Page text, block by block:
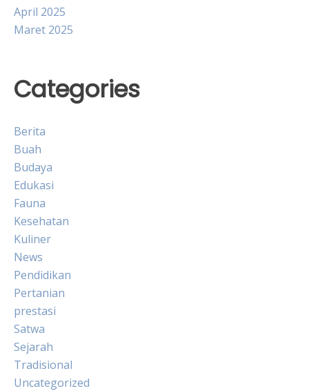
April 2025
Maret 2025
Categories
Berita
Buah
Budaya
Edukasi
Fauna
Kesehatan
Kuliner
News
Pendidikan
Pertanian
prestasi
Satwa
Sejarah
Tradisional
Uncategorized